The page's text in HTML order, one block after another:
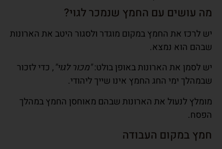
מה עושים עם החמץ שנמכר לגוי?
יש לרכז את החמץבמקום מוגדר ולסגור היטב את הארונות
שבהם הוא נמצא.
יש לסמן את הארונות באופן בולט:"מכור לגוי", כדי לזכור
שבמהלך ימי החג החמץ אינו שייך ליהודי.
מומלץלנעול את הארונותשבהם מאוחסן החמץ במהלך
הפסח.
חמץ במקום העבודה